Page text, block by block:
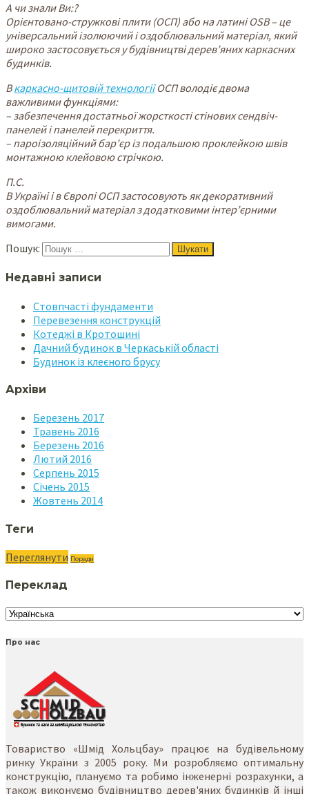
А чи знали Ви:?
Орієнтовано-стружкові плити (ОСП) або на латині OSB – це
універсальний ізолюючий і оздоблювальний матеріал, який
широко застосовується у будівництві дерев’яних каркасних
будинків.
Вкаркасно-щитовій технологіїОСП володіє двома
важливими функціями:
– забезпечення достатньої жорсткості стінових сендвіч-
панелей і панелей перекриття.
– пароізоляційний бар’єр із подальшою проклейкою швів
монтажною клейовою стрічкою.
П.С.
В Україні і в Європі ОСП застосовують як декоративний
оздоблювальний матеріал з додатковими інтер’єрними
вимогами.
Пошук:
Недавні записи
Стовпчасті фундаменти
Перевезення конструкцій
Котеджі в Кротошині
Дачний будинок в Черкаській області
Будинок із клеєного брусу
Архіви
Березень 2017
Травень 2016
Березень 2016
Лютий 2016
Серпень 2015
Січень 2015
Жовтень 2014
Теги
Переглянути Поради
Переклад
Про нас
Товариство «Шмід Хольцбау» працює на будівельному
ринку України з 2005 року. Ми розробляємо оптимальну
конструкцію, плануємо та робимо інженерні розрахунки, а
також виконуємо будівництво дерев'яних будинків й інші